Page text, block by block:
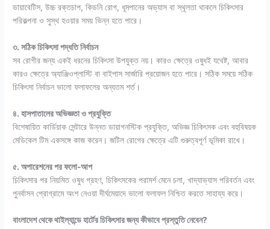
ডায়াবেটিস, উচ্চ রক্তচাপ, কিডনি রোগ, ধূমপানের অভ্যাস বা স্থূলতা থাকলে চিকিৎসার
পরিকল্পনা ও সুস্থ হওয়ার সময় ভিন্ন হতে পারে।
৩. সঠিক চিকিৎসা পদ্ধতি নির্বাচন
সব রোগীর জন্য একই ধরনের চিকিৎসা উপযুক্ত নয়। কারও ক্ষেত্রে ওষুধই যথেষ্ট, আবার
কারও ক্ষেত্রে অ্যাঞ্জিওপ্লাস্টি বা বাইপাস সার্জারি প্রয়োজন হতে পারে। সঠিক সময়ে সঠিক
চিকিৎসা নির্বাচন ভালো ফলাফলের অন্যতম শর্ত।
৪. হাসপাতালের অভিজ্ঞতা ও প্রযুক্তি
বিশেষায়িত কার্ডিয়াক সেন্টারে উন্নত ডায়াগনস্টিক প্রযুক্তি, অভিজ্ঞ চিকিৎসক এবং বহুবিষয়ক
মেডিকেল টিম একসঙ্গে কাজ করেন। জটিল রোগের ক্ষেত্রে এটি গুরুত্বপূর্ণ ভূমিকা রাখে।
৫. অপারেশনের পর ফলো-আপ
চিকিৎসার পর নিয়মিত ওষুধ গ্রহণ, চিকিৎসকের পরামর্শ মেনে চলা, খাদ্যাভ্যাস পরিবর্তন এবং
পুনর্বাসন প্রোগ্রামে অংশ নেওয়া দীর্ঘমেয়াদে ভালো ফলাফল নিশ্চিত করতে সাহায্য করে।
বাংলাদেশ থেকে থাইল্যান্ডে হার্টের চিকিৎসার জন্য কীভাবে প্রস্তুতি নেবেন?